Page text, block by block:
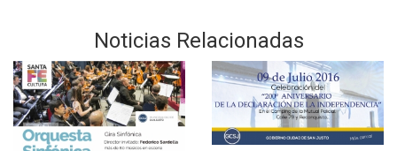
Noticias Relacionadas